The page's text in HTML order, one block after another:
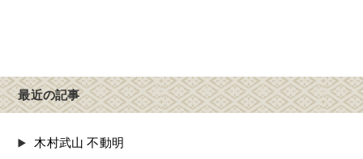
最近の記事
木村武山 不動明